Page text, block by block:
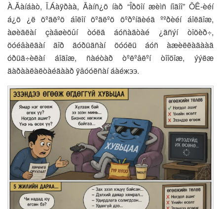
À.Ãàíáàò, Ï.Áàÿðàà, Ãàíñ¿õ íàð “Îðõîí æèìñ íîãîî” ÕÊ-èéí
á¿õ ¿ë õºäëºõ áîëîí õºäëºõ õºðºíãèéã ººðèéí áîëãîæ,
àøèãëàí çàâøèõûí òóëä áóñàäòàé ¿ãñýí òîõèð÷,
õóéâàëäàí äîð äóðüäñàí õóóëü áóñ àæèëëàãààã
óðüä÷èëàí áîäîæ, ñàéòàð òºëºâëºí òîîöîæ, ýýëæ
äàðààëàëòàéãààð ÿâóóëñàí áàéжээ.